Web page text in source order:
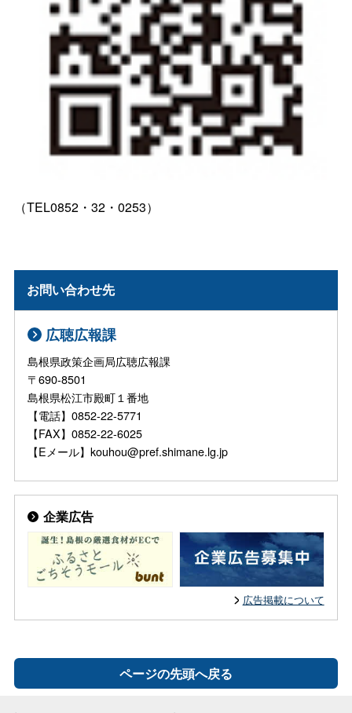
（TEL0852・32・0253）
お問い合わせ先
広聴広報課
島根県政策企画局広聴広報課
〒690-8501
島根県松江市殿町１番地
【電話】0852-22-5771
【FAX】0852-22-6025
【Eメール】kouhou@pref.shimane.lg.jp
企業広告
広告掲載について
ページの先頭へ戻る